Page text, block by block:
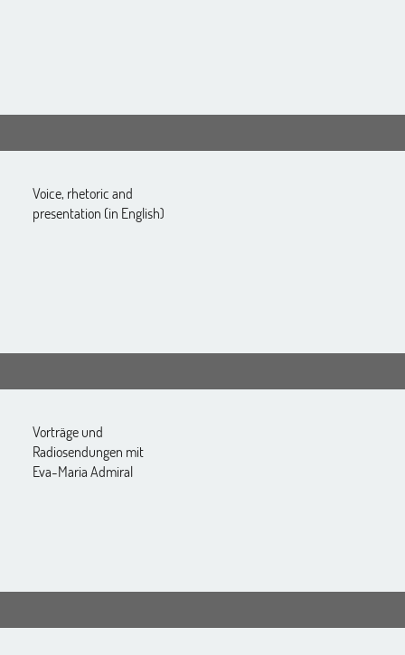
Voice, rhetoric and
presentation (in English)
Vorträge und
Radiosendungen mit
Eva-Maria Admiral